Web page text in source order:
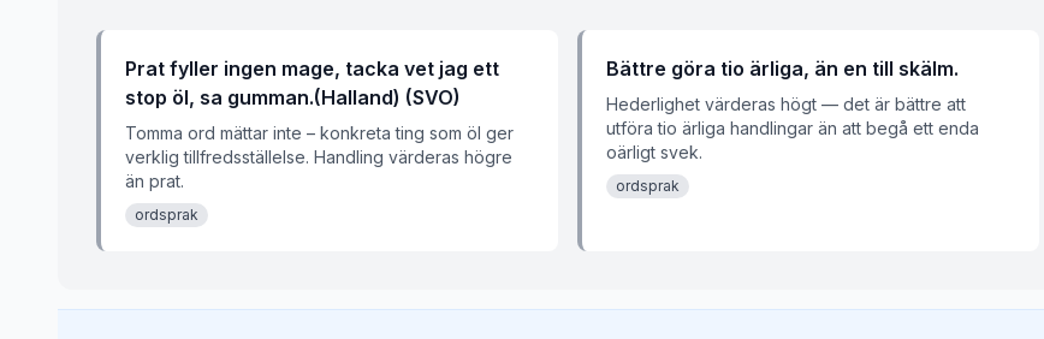
Prat fyller ingen mage, tacka vet jag ett
stop öl, sa gumman.(Halland) (SVO)
Tomma ord mättar inte – konkreta ting som öl ger
verklig tillfredsställelse. Handling värderas högre
än prat.
ordsprak
Bättre göra tio ärliga, än en till skälm.
Hederlighet värderas högt — det är bättre att
utföra tio ärliga handlingar än att begå ett enda
oärligt svek.
ordsprak